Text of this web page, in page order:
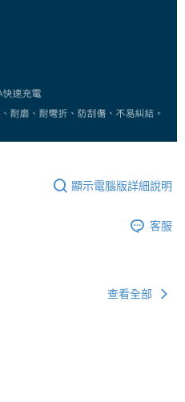
顯示電腦版詳細說明
客服
查看全部